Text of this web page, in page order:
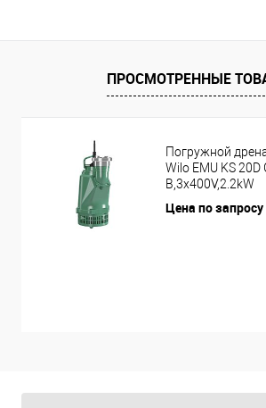
ПРОСМОТРЕННЫЕ
Погружной
Wilo EMU KS 20D
B,3x400V,2.2kW
Цена по запросу